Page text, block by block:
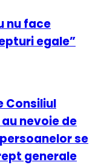
nu face
egale”
Consiliul
au nevoie de
se
generale